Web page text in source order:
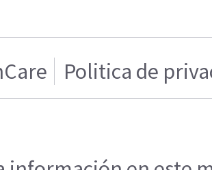
Politica de